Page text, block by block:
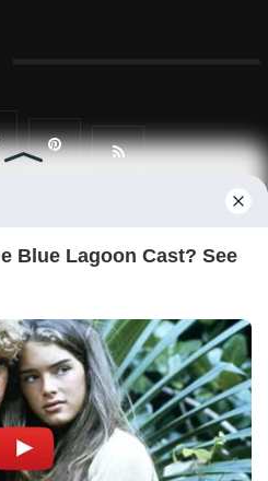
Fofocas, Famosos, Desporto,
Reserved. Designed By CBM
Sobre Nós
DMCA